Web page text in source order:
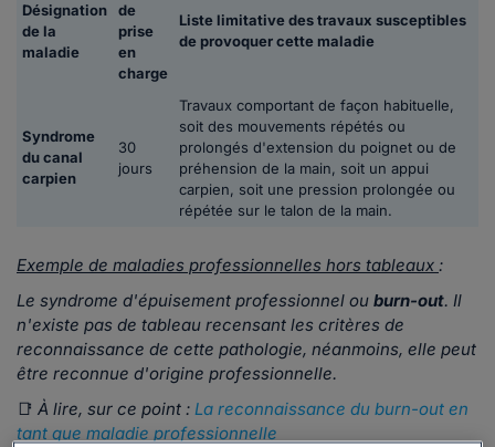
Désignation
de la
maladie
de
prise
en
charge
Liste limitative des travaux susceptibles
de provoquer cette maladie
Syndrome
du canal
carpien
30
jours
Travaux comportant de façon habituelle,
soit des mouvements répétés ou
prolongés d'extension du poignet ou de
préhension de la main, soit un appui
carpien, soit une pression prolongée ou
répétée sur le talon de la main.
Exemple de maladies professionnelles hors tableaux :
Le syndrome d'épuisement professionnel ou burn-out. Il
n'existe pas de tableau recensant les critères de
reconnaissance de cette pathologie, néanmoins, elle peut
être reconnue d'origine professionnelle.
📑 À lire, sur ce point : La reconnaissance du burn-out en
tant que maladie professionnelle